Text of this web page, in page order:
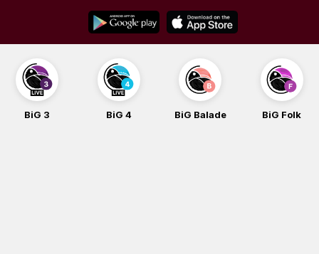
content
BiG 3 BiG 4 BiG Balade BiG Folk